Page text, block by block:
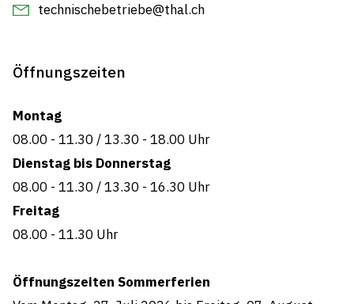
technischebetriebe@thal.ch
Öffnungszeiten
Montag
08.00 - 11.30/13.30 - 18.00 Uhr
Dienstag bis Donnerstag
08.00 - 11.30/13.30 - 16.30 Uhr
Freitag
08.00 - 11.30 Uhr
Öffnungszeiten Sommerferien